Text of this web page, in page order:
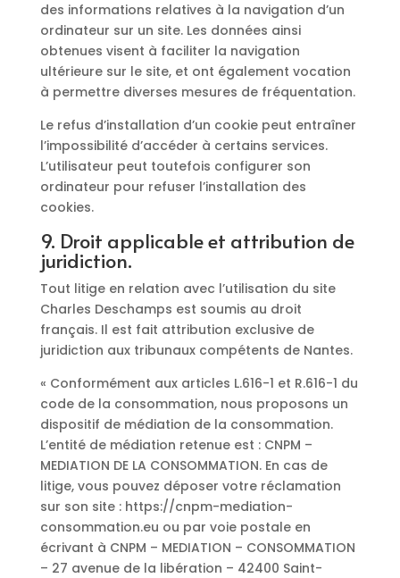
des informations relatives à la navigation d’un
ordinateur sur un site. Les données ainsi
obtenues visent à faciliter la navigation
ultérieure sur le site, et ont également vocation
à permettre diverses mesures de fréquentation.
Le refus d’installation d’un cookie peut entraîner
l’impossibilité d’accéder à certains services.
L’utilisateur peut toutefois configurer son
ordinateur pour refuser l’installation des
cookies.
9. Droit applicable et attribution de
juridiction.
Tout litige en relation avec l’utilisation du site
Charles Deschamps est soumis au droit
français. Il est fait attribution exclusive de
juridiction aux tribunaux compétents de Nantes.
« Conformément aux articles L.616-1 et R.616-1 du
code de la consommation, nous proposons un
dispositif de médiation de la consommation.
L’entité de médiation retenue est : CNPM –
MEDIATION DE LA CONSOMMATION. En cas de
litige, vous pouvez déposer votre réclamation
sur son site : https://cnpm-mediation-
consommation.eu ou par voie postale en
écrivant à CNPM – MEDIATION – CONSOMMATION
– 27 avenue de la libération – 42400 Saint-